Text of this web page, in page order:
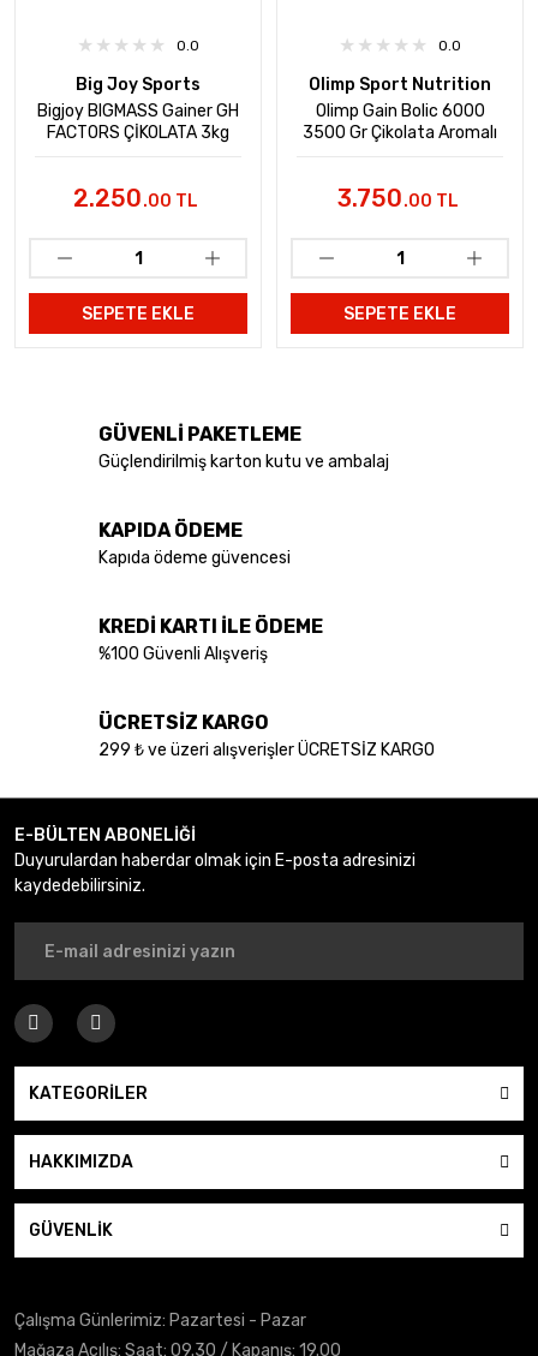
0.0
Big Joy Sports
Bigjoy BIGMASS Gainer GH
FACTORS ÇİKOLATA 3kg
2.250.00 TL
SEPETE EKLE
0.0
Olimp Sport Nutrition
Olimp Gain Bolic 6000
3500 Gr Çikolata Aromalı
3.750.00 TL
SEPETE EKLE
GÜVENLİ PAKETLEME
Güçlendirilmiş karton kutu ve ambalaj
KAPIDA ÖDEME
Kapıda ödeme güvencesi
KREDİ KARTI İLE ÖDEME
%100 Güvenli Alışveriş
ÜCRETSİZ KARGO
299 ₺ ve üzeri alışverişler ÜCRETSİZ KARGO
E-BÜLTEN ABONELİĞİ
Duyurulardan haberdar olmak için E-posta adresinizi
kaydedebilirsiniz.
KATEGORİLER
HAKKIMIZDA
GÜVENLİK
Çalışma Günlerimiz: Pazartesi - Pazar
Mağaza Açılış: Saat: 09.30 / Kapanış: 19.00